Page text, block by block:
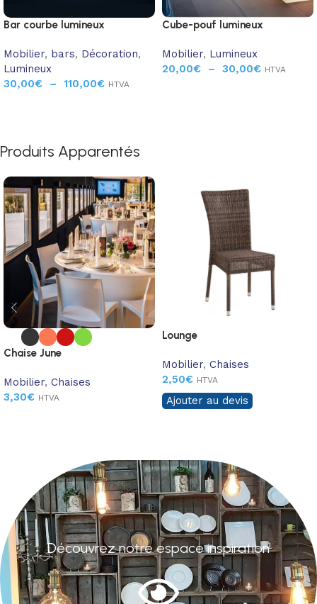
Bar courbe lumineux
Mobilier, bars, Décoration,
Lumineux
30,00€ – 110,00€ HTVA
Cube-pouf lumineux
Mobilier, Lumineux
20,00€ – 30,00€ HTVA
Produits Apparentés
Chaise June
Mobilier, Chaises
3,30€ HTVA
Lounge
Mobilier, Chaises
2,50€ HTVA
Ajouter au devis
Découvrez notre espace inspiration